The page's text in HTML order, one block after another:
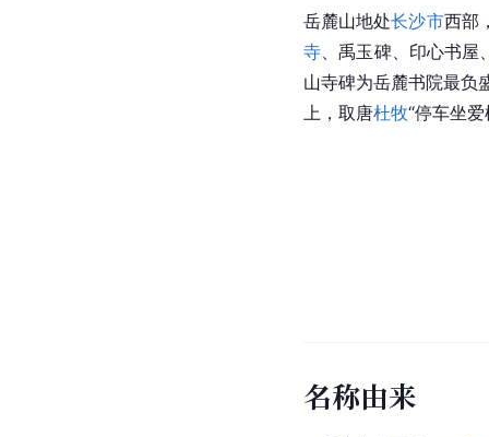
岳麓山地处长沙市西部
寺、禹玉碑、印心书屋
山寺碑为岳麓书院最负
上，取唐杜牧“停车坐
名称由来